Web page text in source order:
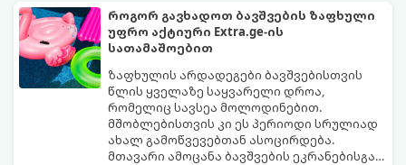
თქვენთვის ცხოვრების ამ ეტაპზე.
როგორ გავხადოთ ბავშვების ზაფხული
უფრო აქტიური Extra.ge-ის
სათამაშოებით
ზაფხულის არდადეგები ბავშვებისთვის
წლის ყველაზე საყვარელი დროა,
რომელიც სავსეა მოლოდინებით.
მშობლებისთვის კი ეს პერიოდი სრულიად
ახალ გამოწვევებთან ასოცირდება.
მთავარი ამოცანა ბავშვების ეკრანებისგან